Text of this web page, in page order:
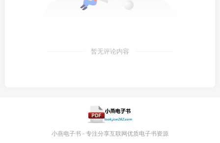
暂无评论内容
小燕电子书 - 专注分享互联网优质电子书资源